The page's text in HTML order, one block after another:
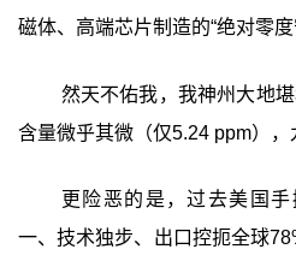
磁体、高端芯片制造的“绝对零度
然天不佑我，我神州大地
含量微乎其微（仅5.24 ppm），
更险恶的是，过去美国
一、技术独步、出口控扼全球